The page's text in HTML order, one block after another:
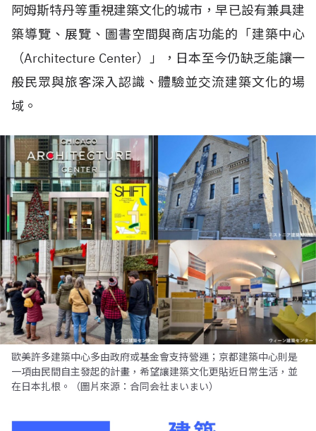
阿姆斯特丹等重視建築文化的城市，早已設有兼具建
築導覽、展覽、圖書空間與商店功能的「建築中心
（Architecture Center）」，日本至今仍缺乏能讓一
般民眾與旅客深入認識、體驗並交流建築文化的場
域。
歐美許多建築中心多由政府或基金會支持營運；京都建築中心則是
一項由民間自主發起的計畫，希望讓建築文化更貼近日常生活，並
在日本扎根。（圖片來源：合同会社まいまい）